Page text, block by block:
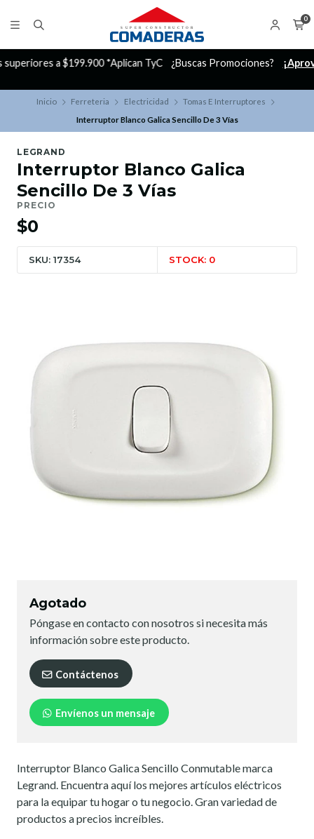
0
¿Buscas Promociones? ¡Aprovecha nuestros Descuentazos!
Inicio Ferreteria Electricidad
Tomas E Interruptores
Interruptor Blanco Galica Sencillo De 3 Vías
LEGRAND
Interruptor Blanco Galica
Sencillo De 3 Vías
PRECIO
$0
SKU: 17354 STOCK: 0
Agotado
Póngase en contacto con nosotros si necesita más
información sobre este producto.
Contáctenos
Envíenos un mensaje
Interruptor Blanco Galica Sencillo Conmutable marca
Legrand. Encuentra aquí los mejores artículos eléctricos
para la equipar tu hogar o tu negocio. Gran variedad de
productos a precios increíbles.